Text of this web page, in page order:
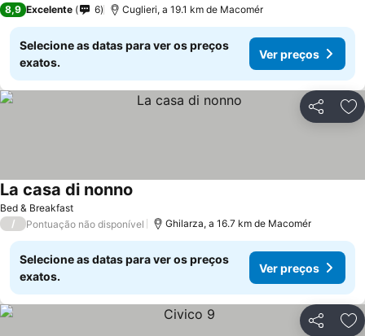
8,9 Excelente 6 Cuglieri, a 19.1 km de Macomér
Selecione as datas para ver os preços
exatos.
Ver preços
Partilhar
Bed & Breakfast
La casa di nonno
/ Pontuação não disponível Ghilarza, a 16.7 km de Macomér
Selecione as datas para ver os preços
exatos.
Ver preços
Partilhar